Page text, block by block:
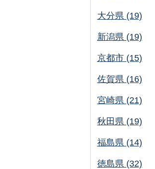
大分県 (19)
新潟県 (19)
京都市 (15)
佐賀県 (16)
宮崎県 (21)
秋田県 (19)
福島県 (14)
徳島県 (32)